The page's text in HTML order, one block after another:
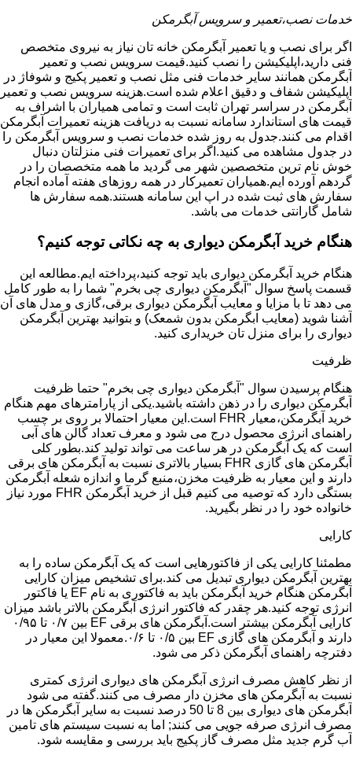
خدمات نصب،تعمیر و سرویس آبگرمکن
اگر برای نصب و یا تعمیر آبگرمکن خانه تان نیاز به نیروی متخصص
فنی دارید،اپلیکیشن را نصب کنید.قیمت سرویس نصب و تعمیر
آبگرمکن همانند سایر خدمات فنی مثل نصب و تعمیر پکیج و شوفاژ در
اپلیکیشن شفاف و دقیق اعلام شده است.هزینه سرویس نصب و تعمیر
آبگرمکن در سراسر تهران ثابت است و تمامی همیاران با اشراف به
قیمت های استاندارد سامانه نسبت به دریافت هزینه تعمیرات آبگرمکن
اقدام می کنند.جدول به روز شده خدمات نصب و سرویس آبگرمکن را
در جدول مشاهده می کنید.اگر برای تعمیرات فنی منزلتان دنبال
خوش نام ترین متخصصین شهر می گردید ما همه متخصصان را در
گردهم آورده ایم.همیاران تعمیرکار در همه روزهای هفته آماده انجام
سفارش های ثبت شده در اپ این سامانه هستند.همه سفارش ها
شامل گارانتی خدمات می باشد.
هنگام خرید آبگرمکن دیواری به چه نکاتی توجه کنیم؟
هنگام خرید آبگرمکن دیواری باید توجه کنید،پرداخته ایم.مطالعه این
قسمت پاسخ سوال "آبگرمکن دیواری چی بخرم" شما را به طور کامل
می دهد تا با مزایا و معایب آبگرمکن دیواری برقی،گازی و مدل های آن
آشنا شوید (معایب ابگرمکن بدون شمعک) و بتوانید بهترین آبگرمکن
دیواری را برای منزل تان خریداری کنید.
ظرفیت
هنگام پرسیدن سوال "آبگرمکن دیواری چی بخرم" حتما ظرفیت
آبگرمکن دیواری را در ذهن داشته باشید.یکی از پارامترهای مهم هنگام
خرید آبگرمکن،معیار FHR است.این معیار احتمالا بر روی بر چسب
راهنمای انرژی محصول درج می شود و معرف تعداد گالن های آبی
است که یک آبگرمکن در هر ساعت می تواند تولید کند.بطور کلی
آبگرمکن های گازی FHR بسیار بالاتری نسبت به آبگرمکن های برقی
دارند و این معیار به ظرفیت مخزن،منبع گرما و اندازه شعله آبگرمکن
بستگی دارد که توصیه می کنیم قبل از خرید آبگرمکن FHR مورد نیاز
خانواده خود را در نظر بگیرید.
کارایی
مطمئنا کارایی یکی از فاکتورهایی است که یک آبگرمکن ساده را به
بهترین آبگرمکن دیواری تبدیل می کند.برای تشخیص میزان کارایی
آبگرمکن هنگام خرید آبگرمکن باید به فاکتوری به نام EF یا فاکتور
انرژی توجه کنید.هر چقدر که فاکتور انرژی آبگرمکن بالاتر باشد میزان
کارایی آبگرمکن بیشتر است.آبگرمکن های برقی EF بین ۰/۷ تا ۰/۹۵
دارند و آبگرمکن های گازی EF بین ۰/۵ تا ۰/۶.معمولا این معیار در
دفترچه راهنمای آبگرمکن ذکر می شود.
از نظر کاهش مصرف انرژی آبگرمکن های دیواری انرژی کمتری
نسبت به آبگرمکن های مخزن دار مصرف می کنند.گفته می شود
آبگرمکن های دیواری بین 8 تا 50 درصد نسبت به سایر آبگرمکن ها در
مصرف انرژی صرفه جویی می کنند; اما به نسبت سیستم های تامین
آب گرم جدید مثل مصرف گاز پکیج باید بررسی و مقایسه شود.